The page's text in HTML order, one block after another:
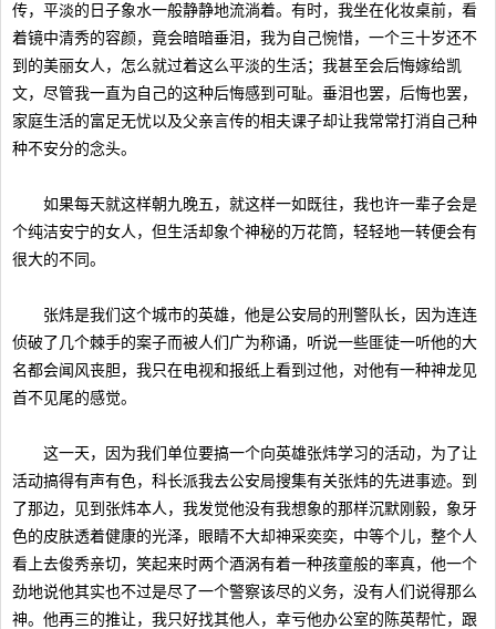
传，平淡的日子象水一般静静地流淌着。有时，我坐在化妆桌前，看
着镜中清秀的容颜，竟会暗暗垂泪，我为自己惋惜，一个三十岁还不
到的美丽女人，怎么就过着这么平淡的生活；我甚至会后悔嫁给凯
文，尽管我一直为自己的这种后悔感到可耻。垂泪也罢，后悔也罢，
家庭生活的富足无忧以及父亲言传的相夫课子却让我常常打消自己种
种不安分的念头。
如果每天就这样朝九晚五，就这样一如既往，我也许一辈子会是
个纯洁安宁的女人，但生活却象个神秘的万花筒，轻轻地一转便会有
很大的不同。
张炜是我们这个城市的英雄，他是公安局的刑警队长，因为连连
侦破了几个棘手的案子而被人们广为称诵，听说一些匪徒一听他的大
名都会闻风丧胆，我只在电视和报纸上看到过他，对他有一种神龙见
首不见尾的感觉。
这一天，因为我们单位要搞一个向英雄张炜学习的活动，为了让
活动搞得有声有色，科长派我去公安局搜集有关张炜的先进事迹。到
了那边，见到张炜本人，我发觉他没有我想象的那样沉默刚毅，象牙
色的皮肤透着健康的光泽，眼睛不大却神采奕奕，中等个儿，整个人
看上去俊秀亲切，笑起来时两个酒涡有着一种孩童般的率真，他一个
劲地说他其实也不过是尽了一个警察该尽的义务，没有人们说得那么
神。他再三的推让，我只好找其他人，幸亏他办公室的陈英帮忙，跟